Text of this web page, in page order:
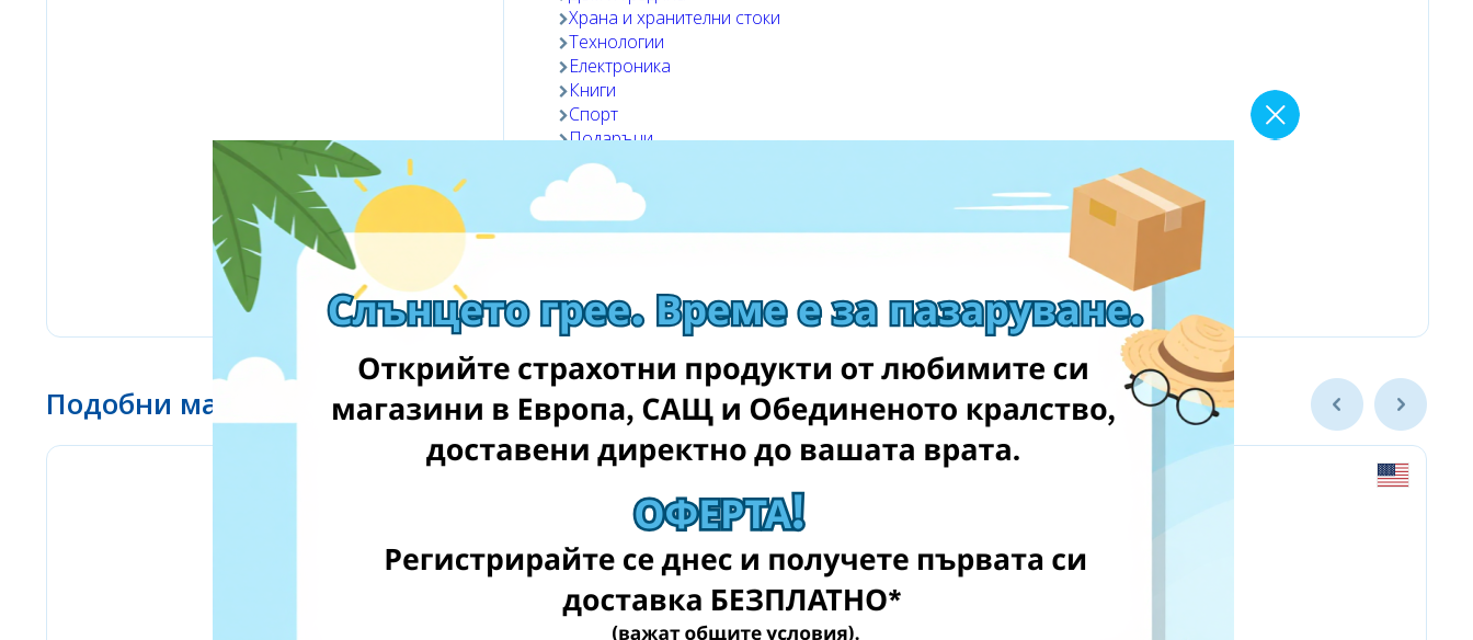
Храна и хранителни стоки
Технологии
Електроника
Книги
Спорт
Подаръци
Любимци
Подобни магазини